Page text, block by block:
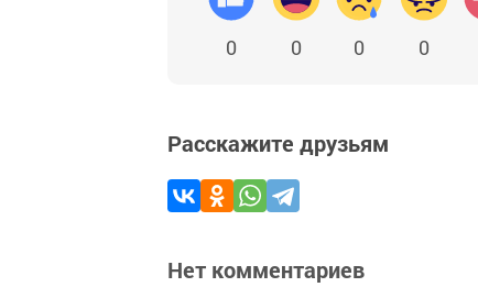
0 0 0 0
Расскажите друзьям
Нет комментариев